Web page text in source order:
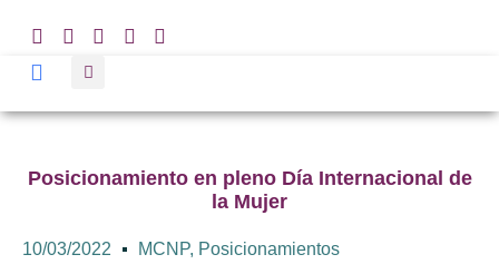
Posicionamiento en pleno Día Internacional de
la Mujer
10/03/2022 MCNP, Posicionamientos